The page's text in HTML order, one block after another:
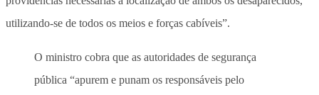
utilizando-se de todos os meios e forças cabíveis”.
O ministro cobra que as autoridades de segurança
pública “apurem e punam os responsáveis pelo